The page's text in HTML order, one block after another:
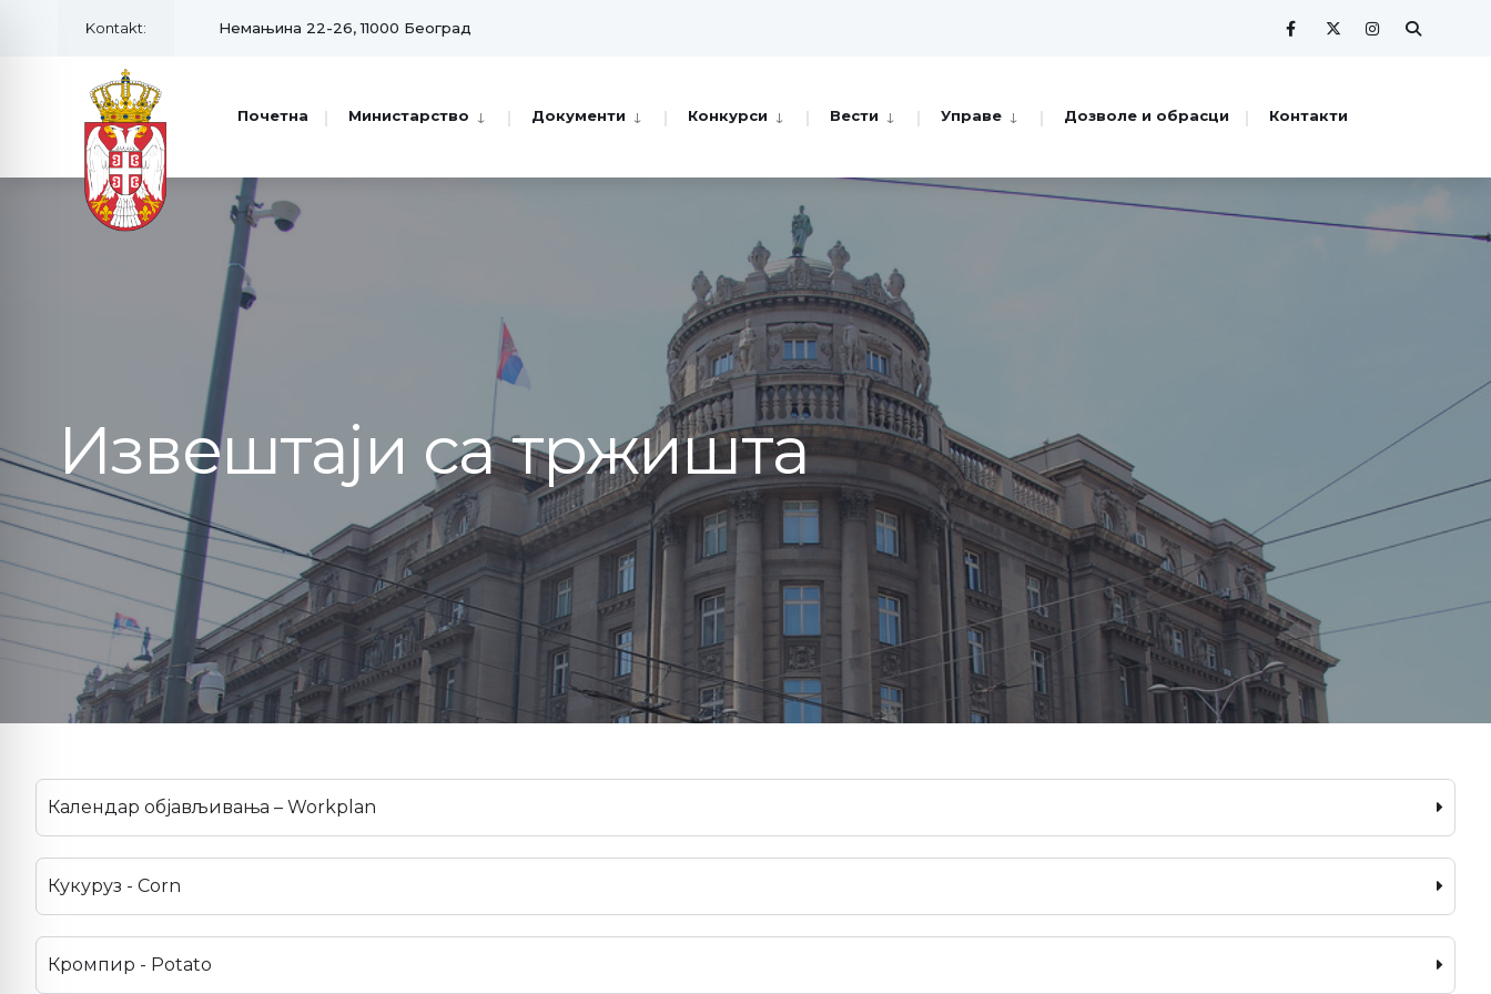
Kontakt: Немањина 22-26, 11000 Београд
Почетна Министарство Документи Конкурси Вести Управе Дозволе и обрасци Контакти
Извештаји са тржишта
Календар објављивања – Workplan
Кукуруз - Corn
Кромпир - Potato